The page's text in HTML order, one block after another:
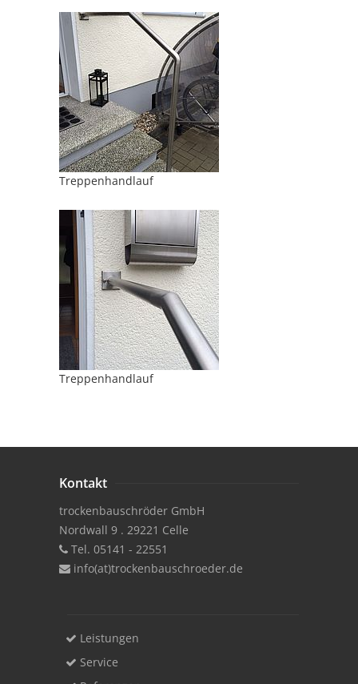
Treppenhandlauf
Treppenhandlauf
Kontakt
trockenbauschröder GmbH
Nordwall 9 . 29221 Celle
Tel. 05141 - 22551
info(at)trockenbauschroeder.de
Leistungen
Service